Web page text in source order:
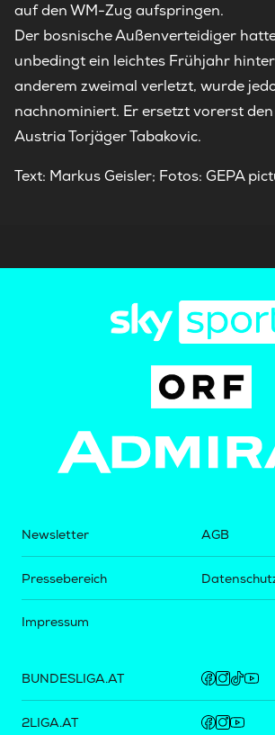
auf den WM-Zug aufspringen.
Der bosnische Außenverteidiger
unbedingt ein leichtes Frühjahr
anderem zweimal verletzt, wurde
nachnominiert. Er ersetzt vorerst
Austria Torjäger Tabakovic.
Text: Markus Geisler; Fotos: GEPA
Newsletter
Pressebereich
Impressum
AGB
BUNDESLIGA.AT
2LIGA.AT